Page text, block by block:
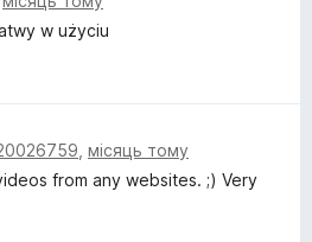
w użyciu
місяць тому
from any websites. ;) Very